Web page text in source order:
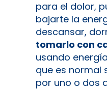
para el dolor,
bajarte la
descansar,
tomarlo con
usando
que es normal
por uno o dos